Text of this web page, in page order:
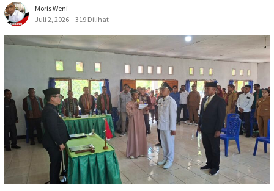
Moris Weni
Juli 2, 2026
319 Dilihat